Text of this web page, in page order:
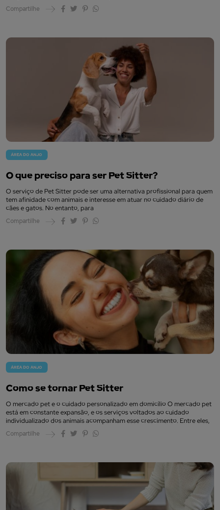
Compartilhe
ÁREA DO ANJO
O que preciso para ser Pet Sitter?
O serviço de Pet Sitter pode ser uma alternativa profissional para quem
tem afinidade com animais e interesse em atuar no cuidado diário de
cães e gatos. No entanto, para
Compartilhe
ÁREA DO ANJO
Como se tornar Pet Sitter
O mercado pet e o cuidado personalizado em domicílio O mercado pet
está em constante expansão, e os serviços voltados ao cuidado
individualizado dos animais acompanham esse crescimento. Entre eles,
Compartilhe